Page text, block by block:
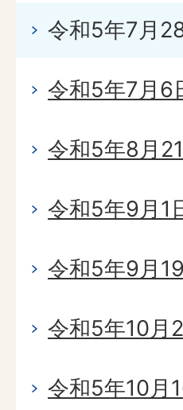
令和5年7月
令和5年7月6
令和5年8月
令和5年9月1
令和5年9月
令和5年10月
令和5年10月